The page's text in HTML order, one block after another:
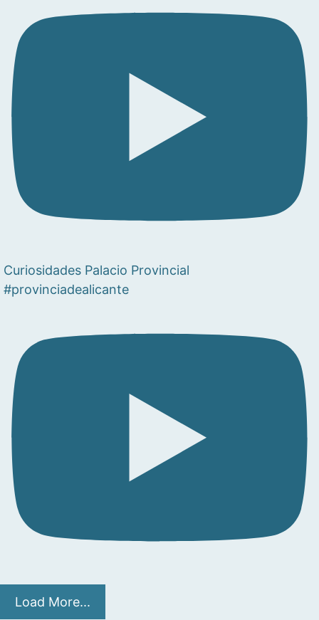
Curiosidades Palacio Provincial
#provinciadealicante
Load More...